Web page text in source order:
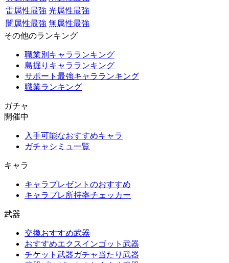
雷属性最強 光属性最強
闇属性最強 無属性最強
その他のランキング
職業別キャラランキング
島掘りキャラランキング
サポート最強キャラランキング
職業ランキング
ガチャ
開催中
入手可能なおすすめキャラ
ガチャシミュ一覧
キャラ
キャラプレゼントのおすすめ
キャラプレ所持率チェッカー
武器
交換おすすめ武器
おすすめエクスインゴット武器
チケット武器ガチャ当たり武器